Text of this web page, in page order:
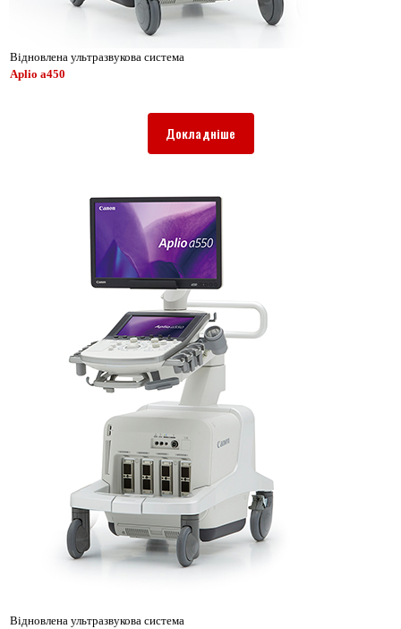
Відновлена ультразвукова система
Aplio a450
Докладніше
Відновлена ультразвукова система